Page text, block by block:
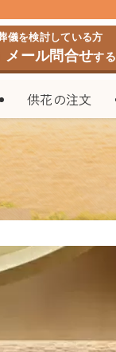
供花の注文
儀を検討している方
メール問合せする